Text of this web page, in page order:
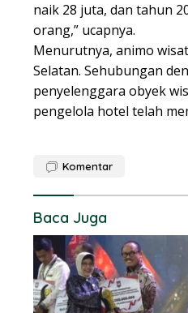
naik 28 juta, dan tahun
orang,” ucapnya.
Menurutnya, animo
Selatan. Sehubungan
penyelenggara obyek
pengelola hotel telah
Komentar
Baca Juga